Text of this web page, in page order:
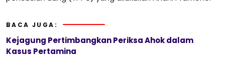
BACA JUGA:
Kejagung Pertimbangkan Periksa Ahok dalam
Kasus Pertamina